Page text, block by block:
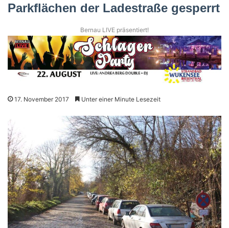
Parkflächen der Ladestraße gesperrt
Bernau LIVE präsentiert!
17. November 2017 Unter einer Minute Lesezeit